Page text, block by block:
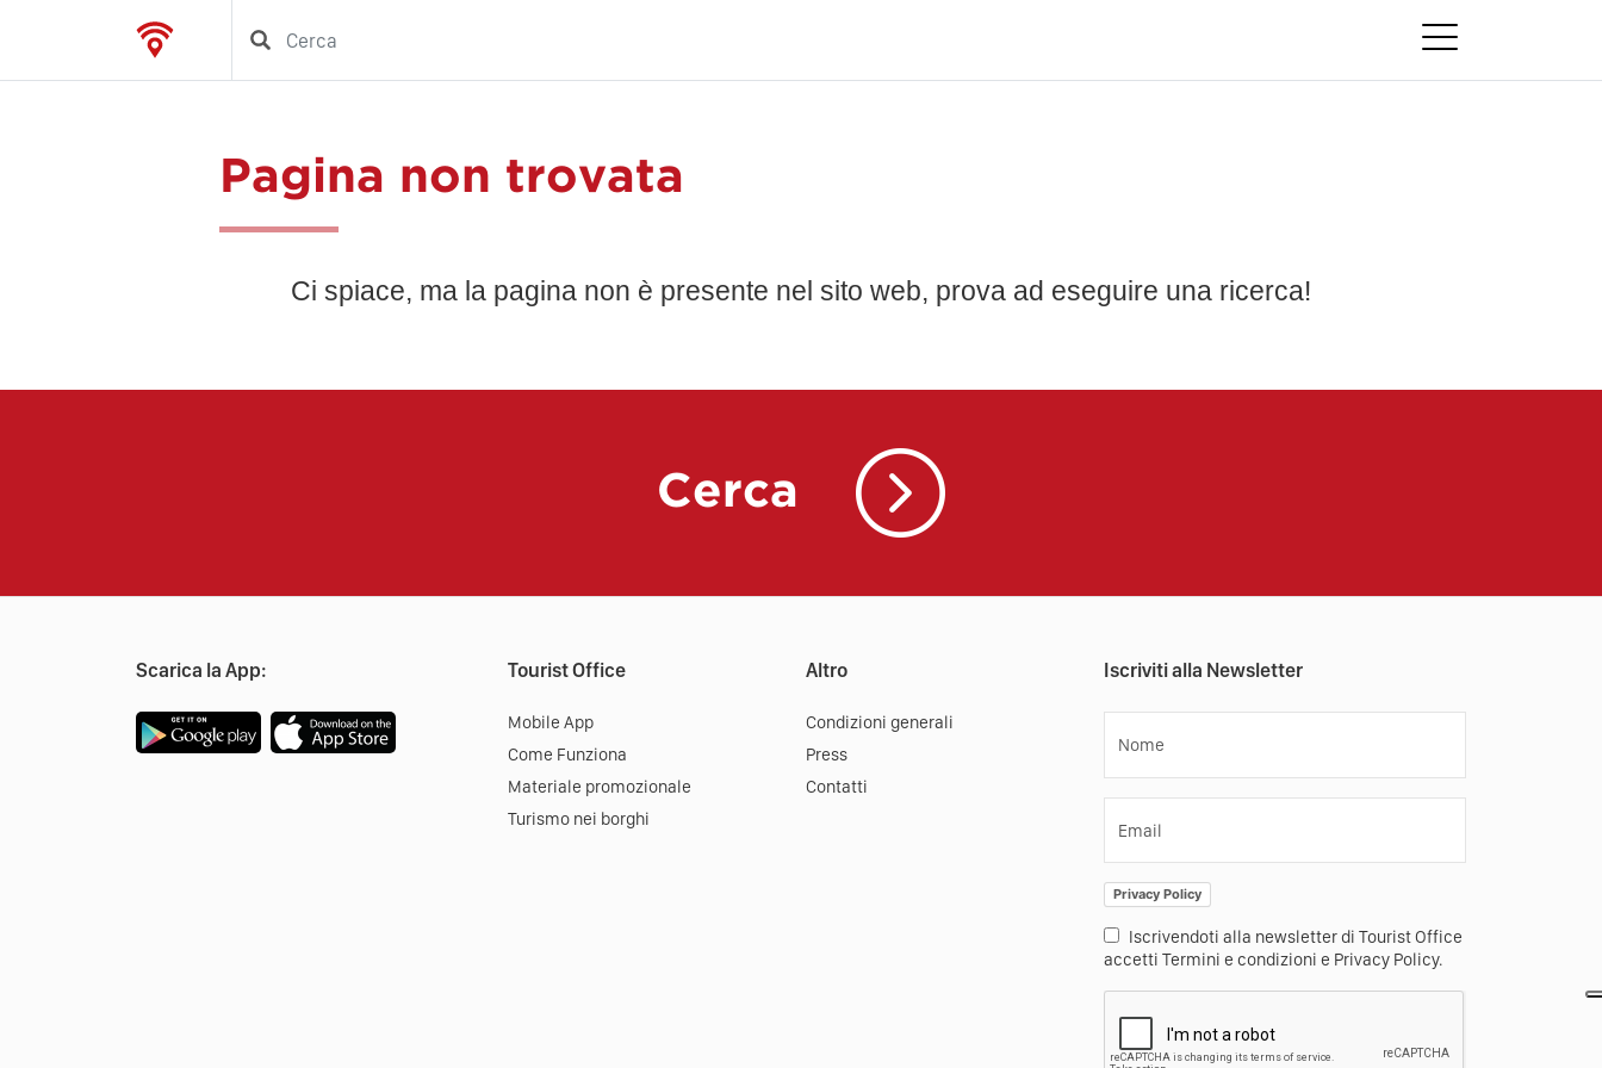
Pagina non trovata
Ci spiace, ma la pagina non è presente nel sito web, prova ad eseguire una ricerca!
Cerca
Scarica la App: Tourist Office
Mobile App
Come Funziona
Materiale promozionale
Turismo nei borghi
Altro
Condizioni generali
Press
Contatti
Iscriviti alla Newsletter
Nome
Email
Privacy Policy
Iscrivendoti alla newsletter di Tourist Office
accetti Termini e condizioni e Privacy Policy.